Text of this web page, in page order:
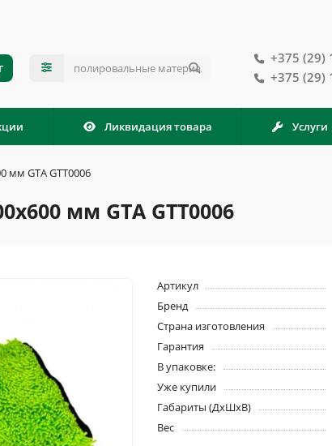
+375 (29)
+375 (29)
Ликвидация товара Услуги
мм GTA GTT0006
мм GTA GTT0006
Артикул
Бренд
Страна изготовления
Гарантия
В упаковке:
Уже купили
Габариты (ДхШхВ)
Вес